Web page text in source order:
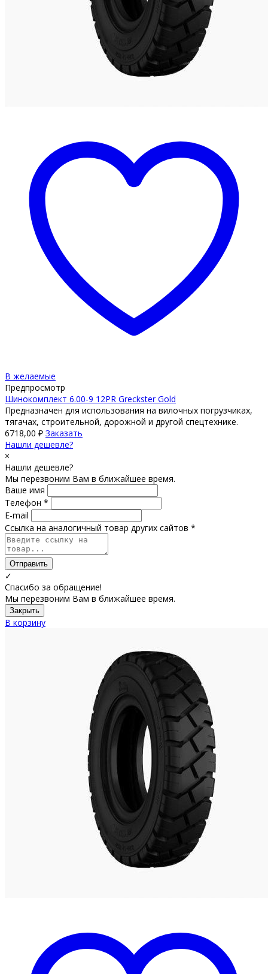
В желаемые
Предпросмотр
Шинокомплект 6.00-9 12PR Greckster Gold
Предназначен для использования на вилочных погрузчиках,
тягачах, строительной, дорожной и другой спецтехнике.
6718,00 ₽ Заказать
Нашли дешевле?
×
Нашли дешевле?
Мы перезвоним Вам в ближайшее время.
Ваше имя
Телефон *
E-mail
Ссылка на аналогичный товар других сайтов *
Отправить
✓
Спасибо за обращение!
Мы перезвоним Вам в ближайшее время.
Закрыть
В корзину